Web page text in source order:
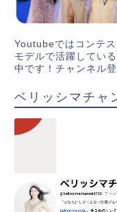
Youtubeではコンテス
モデルで活躍してい
中です！チャンネル
ベリッシマチャ